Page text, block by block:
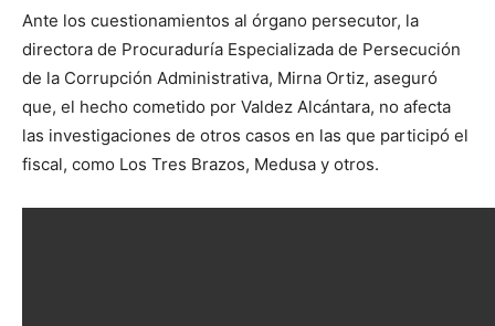
Ante los cuestionamientos al órgano persecutor, la
directora de Procuraduría Especializada de Persecución
de la Corrupción Administrativa, Mirna Ortiz, aseguró
que, el hecho cometido por Valdez Alcántara, no afecta
las investigaciones de otros casos en las que participó el
fiscal, como Los Tres Brazos, Medusa y otros.